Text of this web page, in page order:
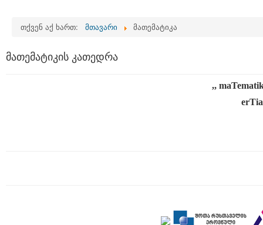
თქვენ აქ ხართ: მთავარი მათემატიკა
მათემატიკის კათედრა
,,